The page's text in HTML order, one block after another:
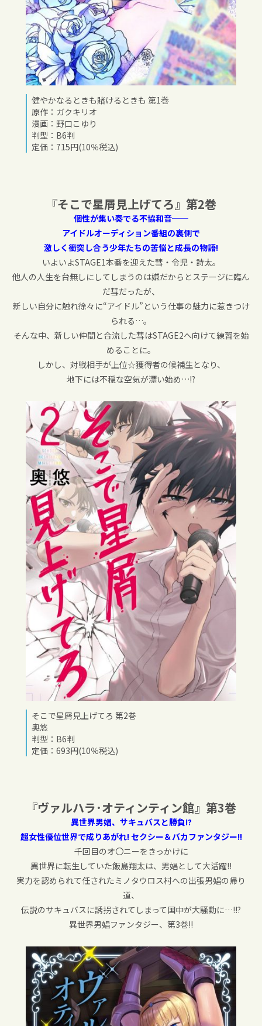
健やかなるときも賭けるときも 第1巻
原作：ガクキリオ
漫画：野口こゆり
判型：B6判
定価：715円(10％税込)
『そこで星屑見上げてろ』第2巻
個性が集い奏でる不協和音──
アイドルオーディション番組の裏側で
激しく衝突し合う少年たちの苦悩と成長の物語!
いよいよSTAGE1本番を迎えた彗・令児・詩太。
他人の人生を台無しにしてしまうのは嫌だからとステージに臨ん
だ彗だったが、
新しい自分に触れ徐々に“アイドル”という仕事の魅力に惹きつけ
られる…。
そんな中、新しい仲間と合流した彗はSTAGE2へ向けて練習を始
めることに。
しかし、対戦相手が上位☆獲得者の候補生となり、
地下には不穏な空気が漂い始め…!?
そこで星屑見上げてろ 第2巻
奥悠
判型：B6判
定価：693円(10％税込)
『ヴァルハラ･オティンティン館』第3巻
異世界男娼、サキュバスと勝負!?
超女性優位世界で成りあがれ! セクシー＆バカファンタジー!!
千回目のオ〇ニーをきっかけに
異世界に転生していた飯島翔太は、男娼として大活躍!!
実力を認められて任されたミノタウロス村への出張男娼の帰り
道、
伝説のサキュバスに誘拐されてしまって国中が大騒動に…!!?
異世界男娼ファンタジー、第3巻!!